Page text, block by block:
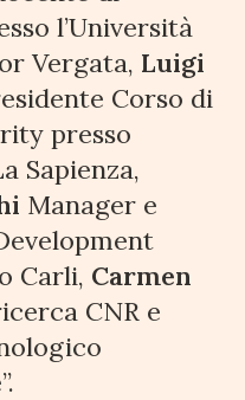
l’Università
Vergata, Luigi
Corso di
presso
Sapienza,
Manager e
Carli, Carmen
CNR e